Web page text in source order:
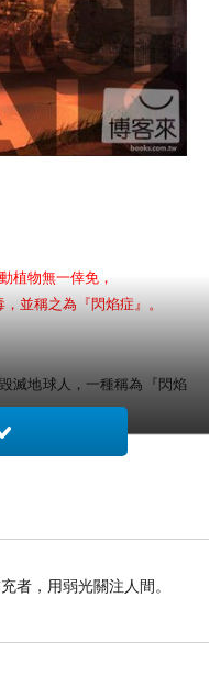
植物無一倖免，
並稱之為『閃焰症』。
地球人，一種稱為『閃焰
第一次攜手合作，
我們合作的動機，
。」
者，用弱光關注人間。